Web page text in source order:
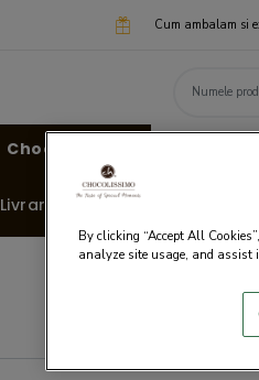
Cum ambalam si
Chocolissimo
Livrare rapida 🚚
By clicking “Accept All
analyze site usage, and assist